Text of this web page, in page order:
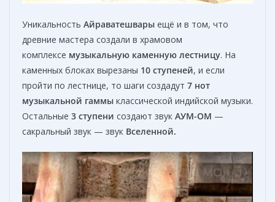
Уникальность Айраватешвары ещё и в том, что
древние мастера создали в храмовом
комплексе музыкальную каменную лестницу. На
каменных блоках вырезаны 10 ступеней, и если
пройти по лестнице, то шаги создадут 7 нот
музыкальной гаммы классической индийской музыки.
Остальные 3 ступени создают звук АУМ-ОМ —
сакральный звук — звук Вселенной.